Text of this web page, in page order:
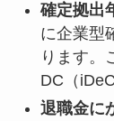
確定拠出
に企業型
ります。
DC（
退職金に